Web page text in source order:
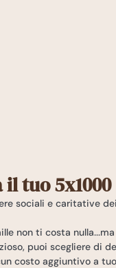
il tuo 5x1000
sociali e caritative
non ti costa
puoi scegliere di
costo aggiuntivo a